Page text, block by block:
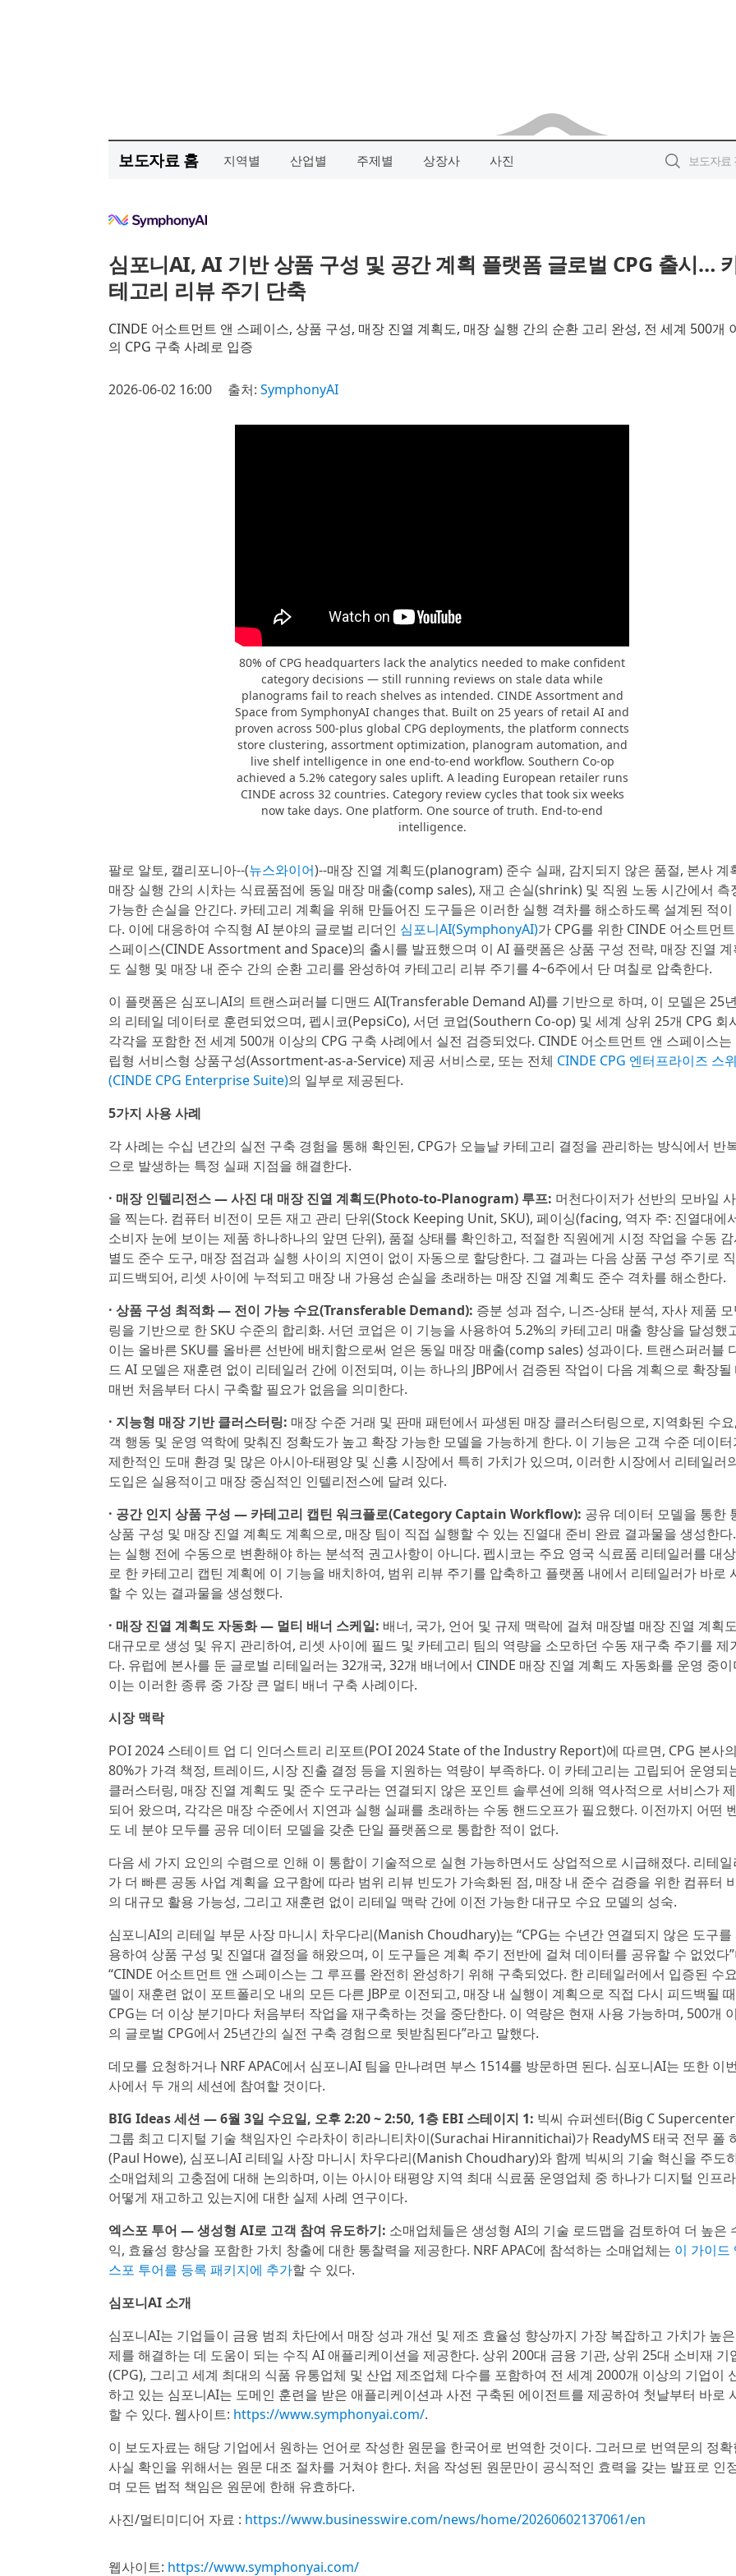
보도자료 홈 지역별 산업별 주제별 상장사 사진
심포니AI, AI 기반 상품 구성 및 공간 계획 플랫폼 글로벌 CPG 출시…
테고리 리뷰 주기 단축
CINDE 어소트먼트 앤 스페이스, 상품 구성, 매장 진열 계획도, 매장 실행 간의 순환 고리 완성, 전 세계 500개
의 CPG 구축 사례로 입증
2026-06-02 16:00 출처: SymphonyAI
80% of CPG headquarters lack the analytics needed to make confident
category decisions — still running reviews on stale data while
planograms fail to reach shelves as intended. CINDE Assortment and
Space from SymphonyAI changes that. Built on 25 years of retail AI and
proven across 500-plus global CPG deployments, the platform connects
store clustering, assortment optimization, planogram automation, and
live shelf intelligence in one end-to-end workflow. Southern Co-op
achieved a 5.2% category sales uplift. A leading European retailer runs
CINDE across 32 countries. Category review cycles that took six weeks
now take days. One platform. One source of truth. End-to-end
intelligence.
팔로 알토, 캘리포니아--(뉴스와이어)--매장 진열 계획도(planogram) 준수 실패, 감지되지 않은 품절, 본사 계
매장 실행 간의 시차는 식료품점에 동일 매장 매출(comp sales), 재고 손실(shrink) 및 직원 노동 시간에서 측
가능한 손실을 안긴다. 카테고리 계획을 위해 만들어진 도구들은 이러한 실행 격차를 해소하도록 설계된 적이
다. 이에 대응하여 수직형 AI 분야의 글로벌 리더인 심포니AI(SymphonyAI)가 CPG를 위한 CINDE 어소트먼
스페이스(CINDE Assortment and Space)의 출시를 발표했으며 이 AI 플랫폼은 상품 구성 전략, 매장 진열 계
도 실행 및 매장 내 준수 간의 순환 고리를 완성하여 카테고리 리뷰 주기를 4~6주에서 단 며칠로 압축한다.
이 플랫폼은 심포니AI의 트랜스퍼러블 디맨드 AI(Transferable Demand AI)를 기반으로 하며, 이 모델은 25
의 리테일 데이터로 훈련되었으며, 펩시코(PepsiCo), 서던 코업(Southern Co-op) 및 세계 상위 25개 CPG 회
각각을 포함한 전 세계 500개 이상의 CPG 구축 사례에서 실전 검증되었다. CINDE 어소트먼트 앤 스페이스는
립형 서비스형 상품구성(Assortment-as-a-Service) 제공 서비스로, 또는 전체 CINDE CPG 엔터프라이즈 스
(CINDE CPG Enterprise Suite)의 일부로 제공된다.
5가지 사용 사례
각 사례는 수십 년간의 실전 구축 경험을 통해 확인된, CPG가 오늘날 카테고리 결정을 관리하는 방식에서 반
으로 발생하는 특정 실패 지점을 해결한다.
· 매장 인텔리전스 — 사진 대 매장 진열 계획도(Photo-to-Planogram) 루프: 머천다이저가 선반의 모바일
을 찍는다. 컴퓨터 비전이 모든 재고 관리 단위(Stock Keeping Unit, SKU), 페이싱(facing, 역자 주: 진열대에
소비자 눈에 보이는 제품 하나하나의 앞면 단위), 품절 상태를 확인하고, 적절한 직원에게 시정 작업을 수동 감
별도 준수 도구, 매장 점검과 실행 사이의 지연이 없이 자동으로 할당한다. 그 결과는 다음 상품 구성 주기로
피드백되어, 리셋 사이에 누적되고 매장 내 가용성 손실을 초래하는 매장 진열 계획도 준수 격차를 해소한다.
· 상품 구성 최적화 — 전이 가능 수요(Transferable Demand): 증분 성과 점수, 니즈-상태 분석, 자사 제품 모
링을 기반으로 한 SKU 수준의 합리화. 서던 코업은 이 기능을 사용하여 5.2%의 카테고리 매출 향상을 달성했
이는 올바른 SKU를 올바른 선반에 배치함으로써 얻은 동일 매장 매출(comp sales) 성과이다. 트랜스퍼러블
드 AI 모델은 재훈련 없이 리테일러 간에 이전되며, 이는 하나의 JBP에서 검증된 작업이 다음 계획으로 확장될
매번 처음부터 다시 구축할 필요가 없음을 의미한다.
· 지능형 매장 기반 클러스터링: 매장 수준 거래 및 판매 패턴에서 파생된 매장 클러스터링으로, 지역화된 수
객 행동 및 운영 역학에 맞춰진 정확도가 높고 확장 가능한 모델을 가능하게 한다. 이 기능은 고객 수준 데이터
제한적인 도매 환경 및 많은 아시아-태평양 및 신흥 시장에서 특히 가치가 있으며, 이러한 시장에서 리테일러
도입은 실용적이고 매장 중심적인 인텔리전스에 달려 있다.
· 공간 인지 상품 구성 — 카테고리 캡틴 워크플로(Category Captain Workflow): 공유 데이터 모델을 통한
상품 구성 및 매장 진열 계획도 계획으로, 매장 팀이 직접 실행할 수 있는 진열대 준비 완료 결과물을 생성한다
는 실행 전에 수동으로 변환해야 하는 분석적 권고사항이 아니다. 펩시코는 주요 영국 식료품 리테일러를 대
로 한 카테고리 캡틴 계획에 이 기능을 배치하여, 범위 리뷰 주기를 압축하고 플랫폼 내에서 리테일러가 바로
할 수 있는 결과물을 생성했다.
· 매장 진열 계획도 자동화 — 멀티 배너 스케일: 배너, 국가, 언어 및 규제 맥락에 걸쳐 매장별 매장 진열 계획
대규모로 생성 및 유지 관리하여, 리셋 사이에 필드 및 카테고리 팀의 역량을 소모하던 수동 재구축 주기를 제
다. 유럽에 본사를 둔 글로벌 리테일러는 32개국, 32개 배너에서 CINDE 매장 진열 계획도 자동화를 운영 중이
이는 이러한 종류 중 가장 큰 멀티 배너 구축 사례이다.
시장 맥락
POI 2024 스테이트 업 디 인더스트리 리포트(POI 2024 State of the Industry Report)에 따르면, CPG 본사의
80%가 가격 책정, 트레이드, 시장 진출 결정 등을 지원하는 역량이 부족하다. 이 카테고리는 고립되어 운영되
클러스터링, 매장 진열 계획도 및 준수 도구라는 연결되지 않은 포인트 솔루션에 의해 역사적으로 서비스가
되어 왔으며, 각각은 매장 수준에서 지연과 실행 실패를 초래하는 수동 핸드오프가 필요했다. 이전까지 어떤
도 네 분야 모두를 공유 데이터 모델을 갖춘 단일 플랫폼으로 통합한 적이 없다.
다음 세 가지 요인의 수렴으로 인해 이 통합이 기술적으로 실현 가능하면서도 상업적으로 시급해졌다. 리테일
가 더 빠른 공동 사업 계획을 요구함에 따라 범위 리뷰 빈도가 가속화된 점, 매장 내 준수 검증을 위한 컴퓨터
의 대규모 활용 가능성, 그리고 재훈련 없이 리테일 맥락 간에 이전 가능한 대규모 수요 모델의 성숙.
심포니AI의 리테일 부문 사장 마니시 차우다리(Manish Choudhary)는 “CPG는 수년간 연결되지 않은 도구를
용하여 상품 구성 및 진열대 결정을 해왔으며, 이 도구들은 계획 주기 전반에 걸쳐 데이터를 공유할 수 없었다
“CINDE 어소트먼트 앤 스페이스는 그 루프를 완전히 완성하기 위해 구축되었다. 한 리테일러에서 입증된 수
델이 재훈련 없이 포트폴리오 내의 모든 다른 JBP로 이전되고, 매장 내 실행이 계획으로 직접 다시 피드백될
CPG는 더 이상 분기마다 처음부터 작업을 재구축하는 것을 중단한다. 이 역량은 현재 사용 가능하며, 500개
의 글로벌 CPG에서 25년간의 실전 구축 경험으로 뒷받침된다”라고 말했다.
데모를 요청하거나 NRF APAC에서 심포니AI 팀을 만나려면 부스 1514를 방문하면 된다. 심포니AI는 또한 이
사에서 두 개의 세션에 참여할 것이다.
BIG Ideas 세션 — 6월 3일 수요일, 오후 2:20 ~ 2:50, 1층 EBI 스테이지 1: 빅씨 슈퍼센터(Big C
그룹 최고 디지털 기술 책임자인 수라차이 히라니티차이(Surachai Hirannitichai)가 ReadyMS 태국 전무 폴
(Paul Howe), 심포니AI 리테일 사장 마니시 차우다리(Manish Choudhary)와 함께 빅씨의 기술 혁신을 주도
소매업체의 고충점에 대해 논의하며, 이는 아시아 태평양 지역 최대 식료품 운영업체 중 하나가 디지털 인프
어떻게 재고하고 있는지에 대한 실제 사례 연구이다.
엑스포 투어 — 생성형 AI로 고객 참여 유도하기: 소매업체들은 생성형 AI의 기술 로드맵을 검토하여 더 높은
익, 효율성 향상을 포함한 가치 창출에 대한 통찰력을 제공한다. NRF APAC에 참석하는 소매업체는 이 가이드
스포 투어를 등록 패키지에 추가할 수 있다.
심포니AI 소개
심포니AI는 기업들이 금융 범죄 차단에서 매장 성과 개선 및 제조 효율성 향상까지 가장 복잡하고 가치가 높
제를 해결하는 데 도움이 되는 수직 AI 애플리케이션을 제공한다. 상위 200대 금융 기관, 상위 25대 소비재 기
(CPG), 그리고 세계 최대의 식품 유통업체 및 산업 제조업체 다수를 포함하여 전 세계 2000개 이상의 기업이
하고 있는 심포니AI는 도메인 훈련을 받은 애플리케이션과 사전 구축된 에이전트를 제공하여 첫날부터 바로
할 수 있다. 웹사이트: https://www.symphonyai.com/.
이 보도자료는 해당 기업에서 원하는 언어로 작성한 원문을 한국어로 번역한 것이다. 그러므로 번역문의 정확
사실 확인을 위해서는 원문 대조 절차를 거쳐야 한다. 처음 작성된 원문만이 공식적인 효력을 갖는 발표로 인
며 모든 법적 책임은 원문에 한해 유효하다.
사진/멀티미디어 자료 : https://www.businesswire.com/news/home/20260602137061/en
웹사이트: https://www.symphonyai.com/